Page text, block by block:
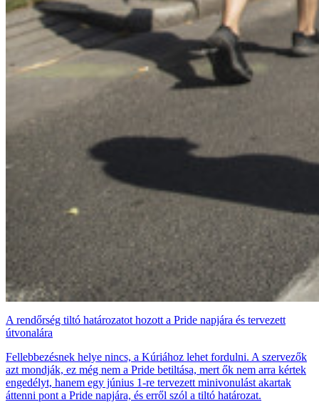
A rendőrség tiltó határozatot hozott a Pride napjára és tervezett
útvonalára
Fellebbezésnek helye nincs, a Kúriához lehet fordulni. A szervezők
azt mondják, ez még nem a Pride betiltása, mert ők nem arra kértek
engedélyt, hanem egy június 1-re tervezett minivonulást akartak
áttenni pont a Pride napjára, és erről szól a tiltó határozat.